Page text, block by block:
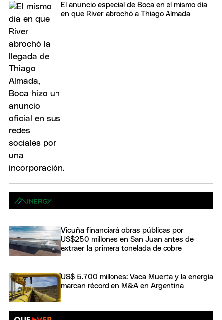
El anuncio especial de Boca en el mismo día
en que River abrochó a Thiago Almada
Vicuña financiará obras públicas por
US$250 millones en San Juan antes de
extraer la primera tonelada de cobre
US$ 5.700 millones: Vaca Muerta y la energía
marcan récord en M&A en Argentina